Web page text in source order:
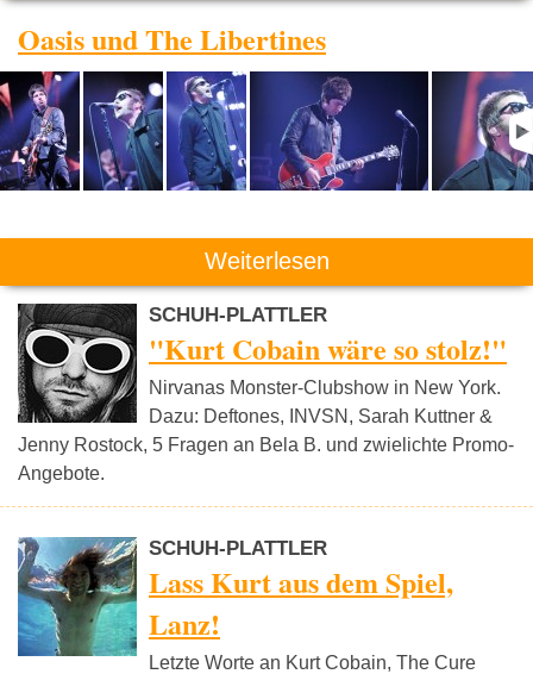
Oasis und The Libertines
Weiterlesen
SCHUH-PLATTLER
"Kurt Cobain wäre so stolz!"
Nirvanas Monster-Clubshow in New York.
Dazu: Deftones, INVSN, Sarah Kuttner &
Jenny Rostock, 5 Fragen an Bela B. und zwielichte Promo-
Angebote.
SCHUH-PLATTLER
Lass Kurt aus dem Spiel,
Lanz!
Letzte Worte an Kurt Cobain, The Cure